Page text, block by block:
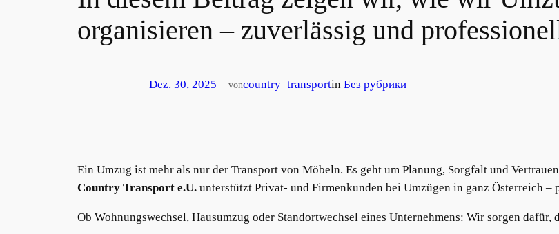
organisieren – zuverlässig und
Dez. 30, 2025—voncountry_transportin Без рубрики
Ein Umzug ist mehr als nur der Transport von Möbeln. Es geht um Planung, Sorgfalt und
Country Transport e.U. unterstützt Privat- und Firmenkunden bei Umzügen in ganz Österreich
Ob Wohnungswechsel, Hausumzug oder Standortwechsel eines Unternehmens: Wir sorgen